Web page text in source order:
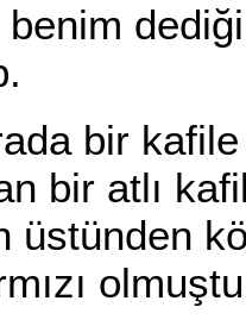
dediğimi
kafile
bir atlı
üstünden